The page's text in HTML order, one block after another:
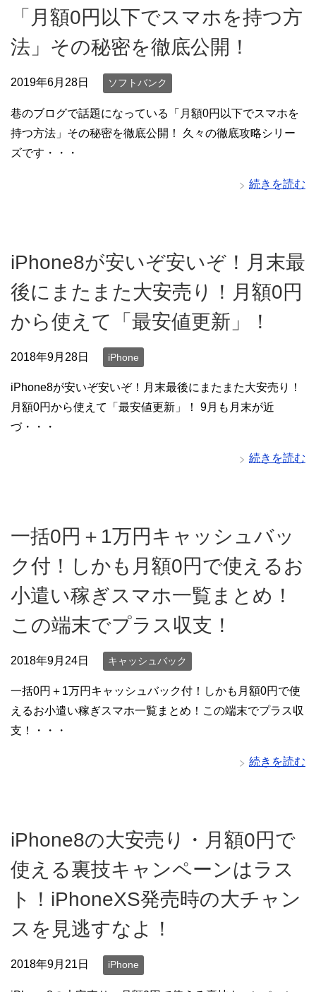
「月額0円以下でスマホを持つ方
法」その秘密を徹底公開！
2019年6月28日 ソフトバンク
巷のブログで話題になっている「月額0円以下でスマホを
持つ方法」その秘密を徹底公開！ 久々の徹底攻略シリー
ズです・・・
続きを読む
iPhone8が安いぞ安いぞ！月末最
後にまたまた大安売り！月額0円
から使えて「最安値更新」！
2018年9月28日 iPhone
iPhone8が安いぞ安いぞ！月末最後にまたまた大安売り！
月額0円から使えて「最安値更新」！ 9月も月末が近
づ・・・
続きを読む
一括0円＋1万円キャッシュバッ
ク付！しかも月額0円で使えるお
小遣い稼ぎスマホ一覧まとめ！
この端末でプラス収支！
2018年9月24日 キャッシュバック
一括0円＋1万円キャッシュバック付！しかも月額0円で使
えるお小遣い稼ぎスマホ一覧まとめ！この端末でプラス収
支！・・・
続きを読む
iPhone8の大安売り・月額0円で
使える裏技キャンペーンはラス
ト！iPhoneXS発売時の大チャン
スを見逃すなよ！
2018年9月21日 iPhone